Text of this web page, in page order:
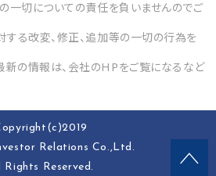
一切についての責任を負いませんのでご
する改変、修正、追加等の一切の行為を
の情報は、会社のHPをご覧になるなど
Relations Co.,Ltd.
Rights Reserved.